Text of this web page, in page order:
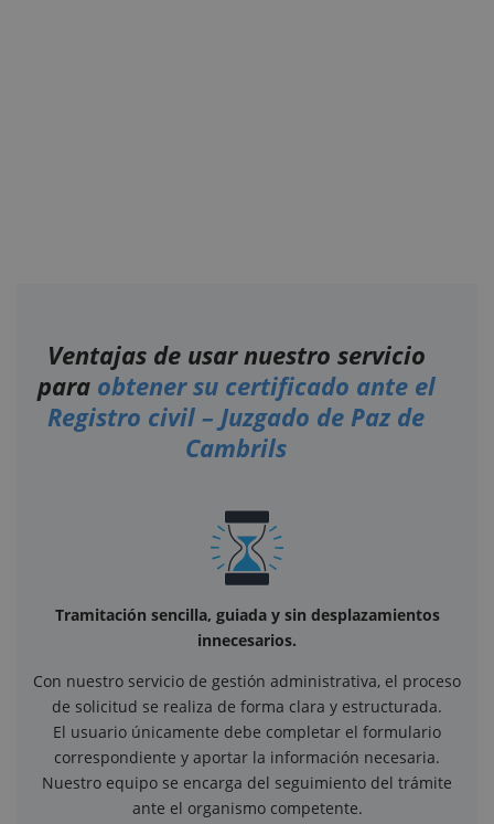
Ventajas de usar nuestro servicio
para obtener su certificado ante el
Registro civil – Juzgado de Paz de
Cambrils
Tramitación sencilla, guiada y sin desplazamientos
innecesarios.
Con nuestro servicio de gestión administrativa, el proceso
de solicitud se realiza de forma clara y estructurada.
El usuario únicamente debe completar el formulario
correspondiente y aportar la información necesaria.
Nuestro equipo se encarga del seguimiento del trámite
ante el organismo competente.